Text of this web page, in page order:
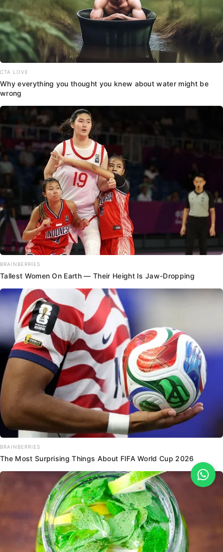
CTA LOVE
Why everything you thought you knew about water might be
wrong
BRAINBERRIES
Tallest Women On Earth — Their Height Is Jaw-Dropping
BRAINBERRIES
The Most Surprising Things About FIFA World Cup 2026